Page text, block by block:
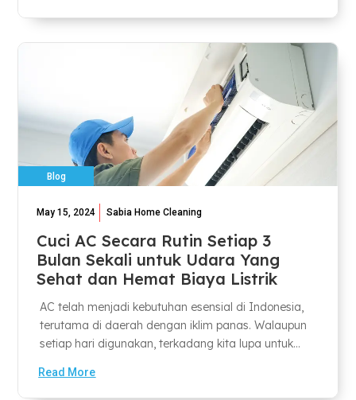
Blog
May 15, 2024 Sabia Home Cleaning
Cuci AC Secara Rutin Setiap 3
Bulan Sekali untuk Udara Yang
Sehat dan Hemat Biaya Listrik
AC telah menjadi kebutuhan esensial di Indonesia,
terutama di daerah dengan iklim panas. Walaupun
setiap hari digunakan, terkadang kita lupa untuk...
Read More